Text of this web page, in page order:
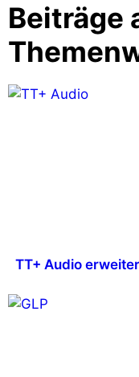
Beiträge
TT+ Audio